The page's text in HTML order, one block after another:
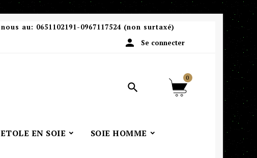
au: 0651102191-0967117524 (non surtaxé)
 Se connecter

0
ETOLE EN SOIE SOIE HOMME